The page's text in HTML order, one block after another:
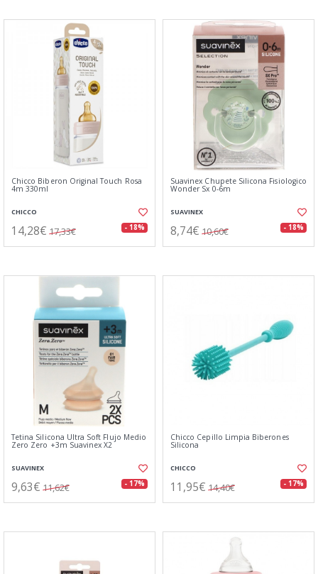
Chicco Biberon Original Touch Rosa
4m 330ml
CHICCO
14,28€ 17,33€ - 18%
Suavinex Chupete Silicona Fisiologico
Wonder Sx 0-6m
SUAVINEX
8,74€ 10,60€ - 18%
Tetina Silicona Ultra Soft Flujo Medio
Zero Zero +3m Suavinex X2
SUAVINEX
9,63€ 11,62€ - 17%
Chicco Cepillo Limpia Biberones
Silicona
CHICCO
11,95€ 14,40€ - 17%